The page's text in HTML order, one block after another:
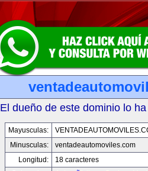
El dueño de este dominio lo
Mayusculas:
Minusculas:
ventadeautomoviles.com
Longitud:
18 caracteres